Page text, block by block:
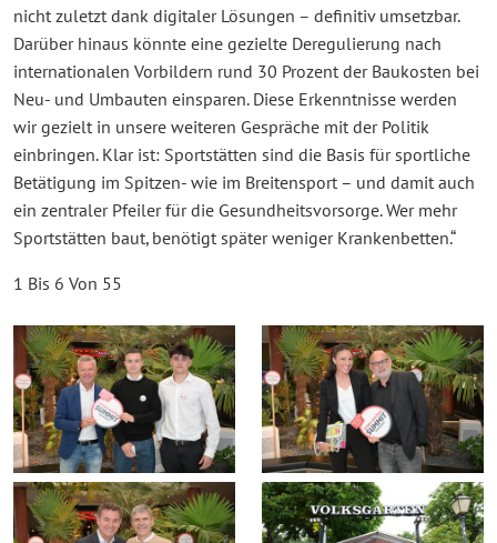
nicht zuletzt dank digitaler Lösungen – definitiv umsetzbar.
Darüber hinaus könnte eine gezielte Deregulierung nach
internationalen Vorbildern rund 30 Prozent der Baukosten bei
Neu- und Umbauten einsparen. Diese Erkenntnisse werden
wir gezielt in unsere weiteren Gespräche mit der Politik
einbringen. Klar ist: Sportstätten sind die Basis für sportliche
Betätigung im Spitzen- wie im Breitensport – und damit auch
ein zentraler Pfeiler für die Gesundheitsvorsorge. Wer mehr
Sportstätten baut, benötigt später weniger Krankenbetten.“
1 Bis 6 Von 55